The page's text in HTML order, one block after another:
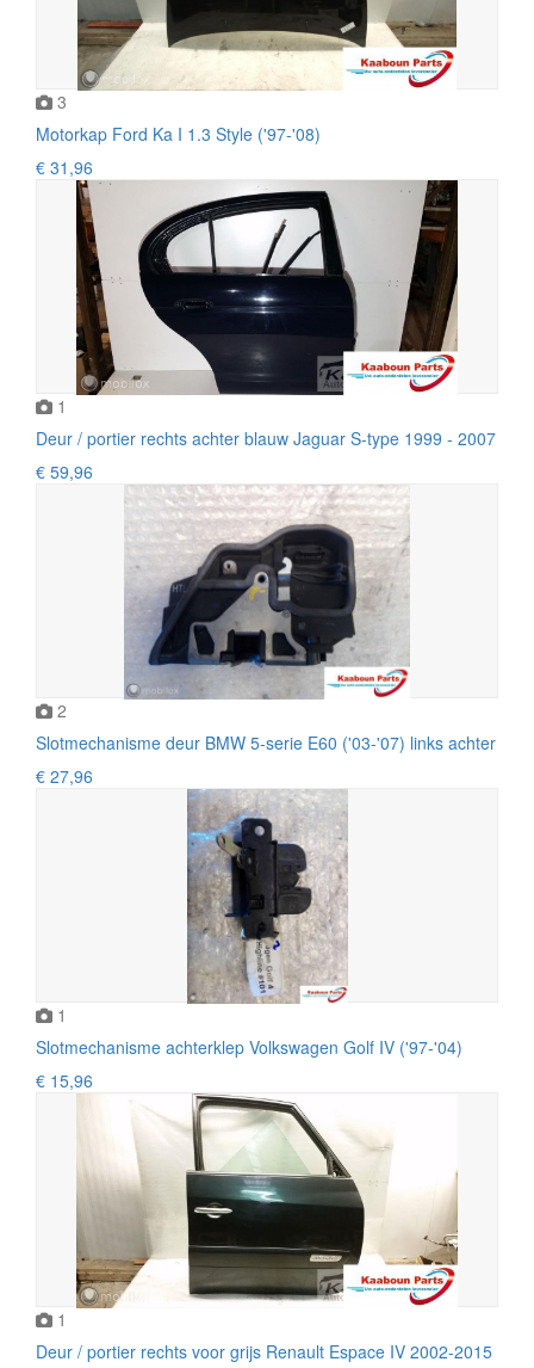
3
Motorkap Ford Ka I 1.3 Style ('97-'08)
€ 31,96
1
Deur / portier rechts achter blauw Jaguar S-type 1999 - 2007
€ 59,96
2
Slotmechanisme deur BMW 5-serie E60 ('03-'07) links achter
€ 27,96
1
Slotmechanisme achterklep Volkswagen Golf IV ('97-'04)
€ 15,96
1
Deur / portier rechts voor grijs Renault Espace IV 2002-2015